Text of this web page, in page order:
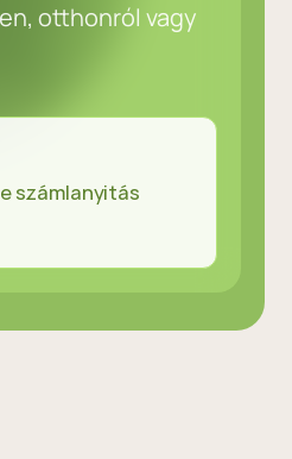
otthonról vagy
számlanyitás